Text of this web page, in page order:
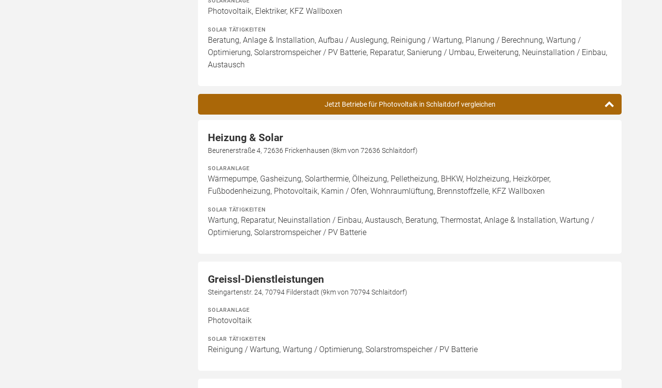
Photovoltaik, Elektriker, KFZ Wallboxen
SOLAR TÄTIGKEITEN
Beratung, Anlage & Installation, Aufbau / Auslegung, Reinigung / Wartung, Planung / Berechnung, Wartung /
Optimierung, Solarstromspeicher / PV Batterie, Reparatur, Sanierung / Umbau, Erweiterung, Neuinstallation / Einbau,
Austausch
Jetzt Betriebe für Photovoltaik in Schlaitdorf vergleichen
Heizung & Solar
Beurenerstraße 4, 72636 Frickenhausen (8km von 72636 Schlaitdorf)
SOLARANLAGE
Wärmepumpe, Gasheizung, Solarthermie, Ölheizung, Pelletheizung, BHKW, Holzheizung, Heizkörper,
Fußbodenheizung, Photovoltaik, Kamin / Ofen, Wohnraumlüftung, Brennstoffzelle, KFZ Wallboxen
SOLAR TÄTIGKEITEN
Wartung, Reparatur, Neuinstallation / Einbau, Austausch, Beratung, Thermostat, Anlage & Installation, Wartung /
Optimierung, Solarstromspeicher / PV Batterie
Greissl-Dienstleistungen
Steingartenstr. 24, 70794 Filderstadt (9km von 70794 Schlaitdorf)
SOLARANLAGE
Photovoltaik
SOLAR TÄTIGKEITEN
Reinigung / Wartung, Wartung / Optimierung, Solarstromspeicher / PV Batterie